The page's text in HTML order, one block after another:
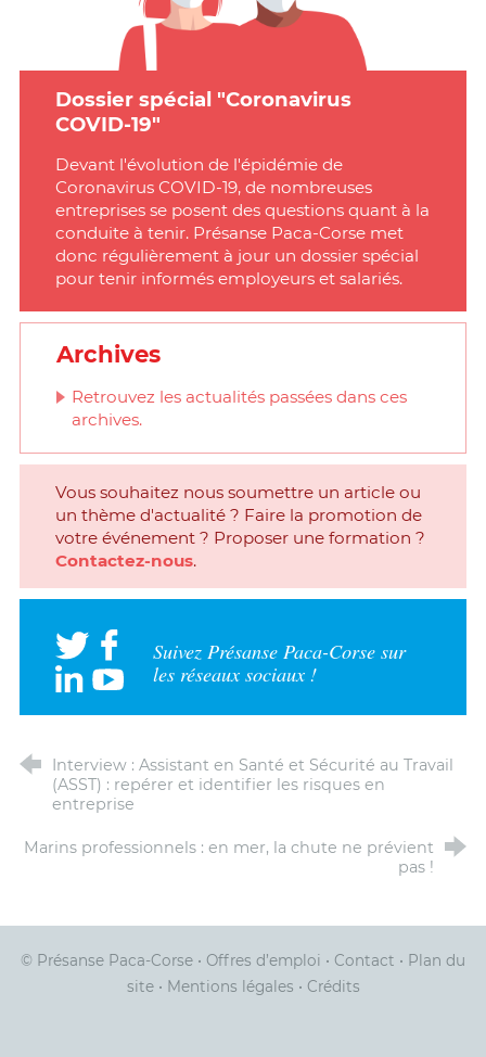
Dossier spécial "Coronavirus
COVID-19"
Devant l'évolution de l'épidémie de
Coronavirus COVID-19, de nombreuses
entreprises se posent des questions quant à la
conduite à tenir. Présanse Paca-Corse met
donc régulièrement à jour un dossier spécial
pour tenir informés employeurs et salariés.
Archives
Retrouvez les actualités passées dans ces
archives.
Vous souhaitez nous soumettre un article ou
un thème d'actualité ? Faire la promotion de
votre événement ? Proposer une formation ?
Contactez-nous.
Suivez Présanse Paca-Corse sur
les réseaux sociaux !
Interview : Assistant en Santé et Sécurité au Travail
(ASST) : repérer et identifier les risques en
entreprise
Marins professionnels : en mer, la chute ne prévient
pas !
© Présanse Paca-Corse • Offres d’emploi • Contact • Plan du
site• Mentions légales • Crédits